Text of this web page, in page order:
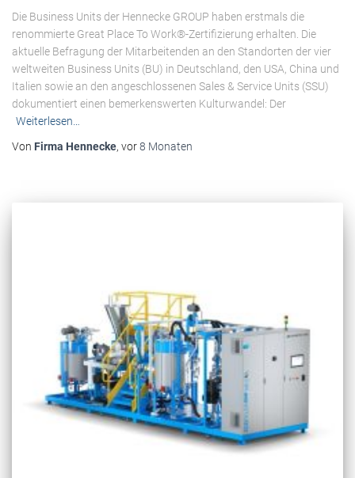
Die Business Units der Hennecke GROUP haben erstmals die
renommierte Great Place To Work®-Zertifizierung erhalten. Die
aktuelle Befragung der Mitarbeitenden an den Standorten der vier
weltweiten Business Units (BU) in Deutschland, den USA, China und
Italien sowie an den angeschlossenen Sales & Service Units (SSU)
dokumentiert einen bemerkenswerten Kulturwandel: Der
Weiterlesen…
Von Firma Hennecke, vor8 Monaten